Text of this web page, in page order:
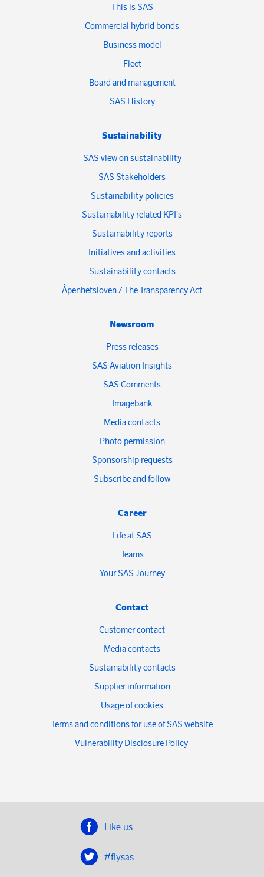
This is SAS
Commercial hybrid bonds
Business model
Fleet
Board and management
SAS History
Sustainability
SAS view on sustainability
SAS Stakeholders
Sustainability policies
Sustainability related KPI's
Sustainability reports
Initiatives and activities
Sustainability contacts
Åpenhetsloven / The Transparency Act
Newsroom
Press releases
SAS Aviation Insights
SAS Comments
Imagebank
Media contacts
Photo permission
Sponsorship requests
Subscribe and follow
Career
Life at SAS
Teams
Your SAS Journey
Contact
Customer contact
Media contacts
Sustainability contacts
Supplier information
Usage of cookies
Terms and conditions for use of SAS website
Vulnerability Disclosure Policy
Like us
#flysas